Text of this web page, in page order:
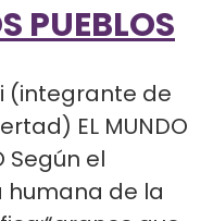
PUEBLOS
(integrante de
EL MUNDO
Según el
humana de la